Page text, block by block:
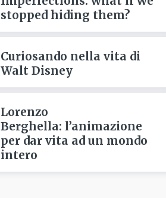
stopped hiding them?
Curiosando nella vita di
Walt Disney
Lorenzo
Berghella: l’animazione
per dar vita ad un mondo
intero